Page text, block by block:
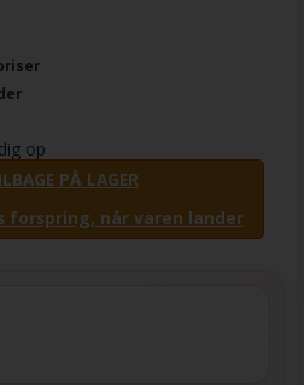
op
PÅ LAGER
forspring, når varen lander